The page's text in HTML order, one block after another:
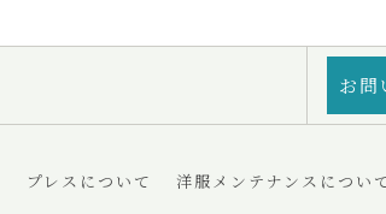
お問
プレスについて 洋服メンテナンスについ